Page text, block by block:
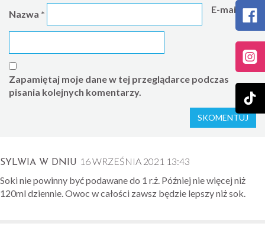
Nazwa * E-mail *
Zapamiętaj moje dane w tej przeglądarce podczas
pisania kolejnych komentarzy.
SYLWIA W DNIU 16 WRZEŚNIA 2021 13:43
Soki nie powinny być podawane do 1 r.ż. Później nie więcej niż
120ml dziennie. Owoc w całości zawsz będzie lepszy niż sok.